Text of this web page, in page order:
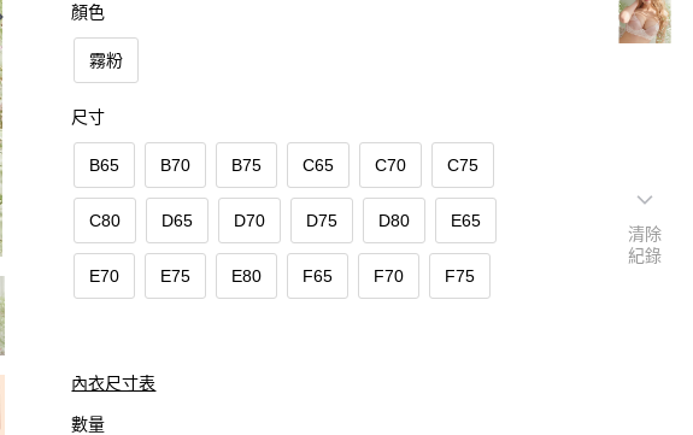
顏色
霧粉
尺寸
B65 B70 B75 C65 C70 C75
C80 D65 D70 D75 D80 E65
E70 E75 E80 F65 F70 F75
內衣尺寸表
數量
清除
紀錄